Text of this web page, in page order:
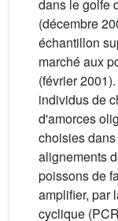
dans le golfe
(décembre
échantillon
marché aux
(février
individus de
d'amorces
choisies
alignements
poissons de
amplifier, par
cyclique